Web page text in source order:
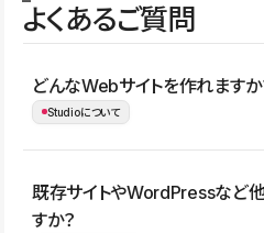
よくあるご質問
どんなWebサイトを作れますか
Studioについて
コーポレートサイト、サービスサ
グ・メディア、イベントサイト、
既存サイトやWordPressなど
すか？